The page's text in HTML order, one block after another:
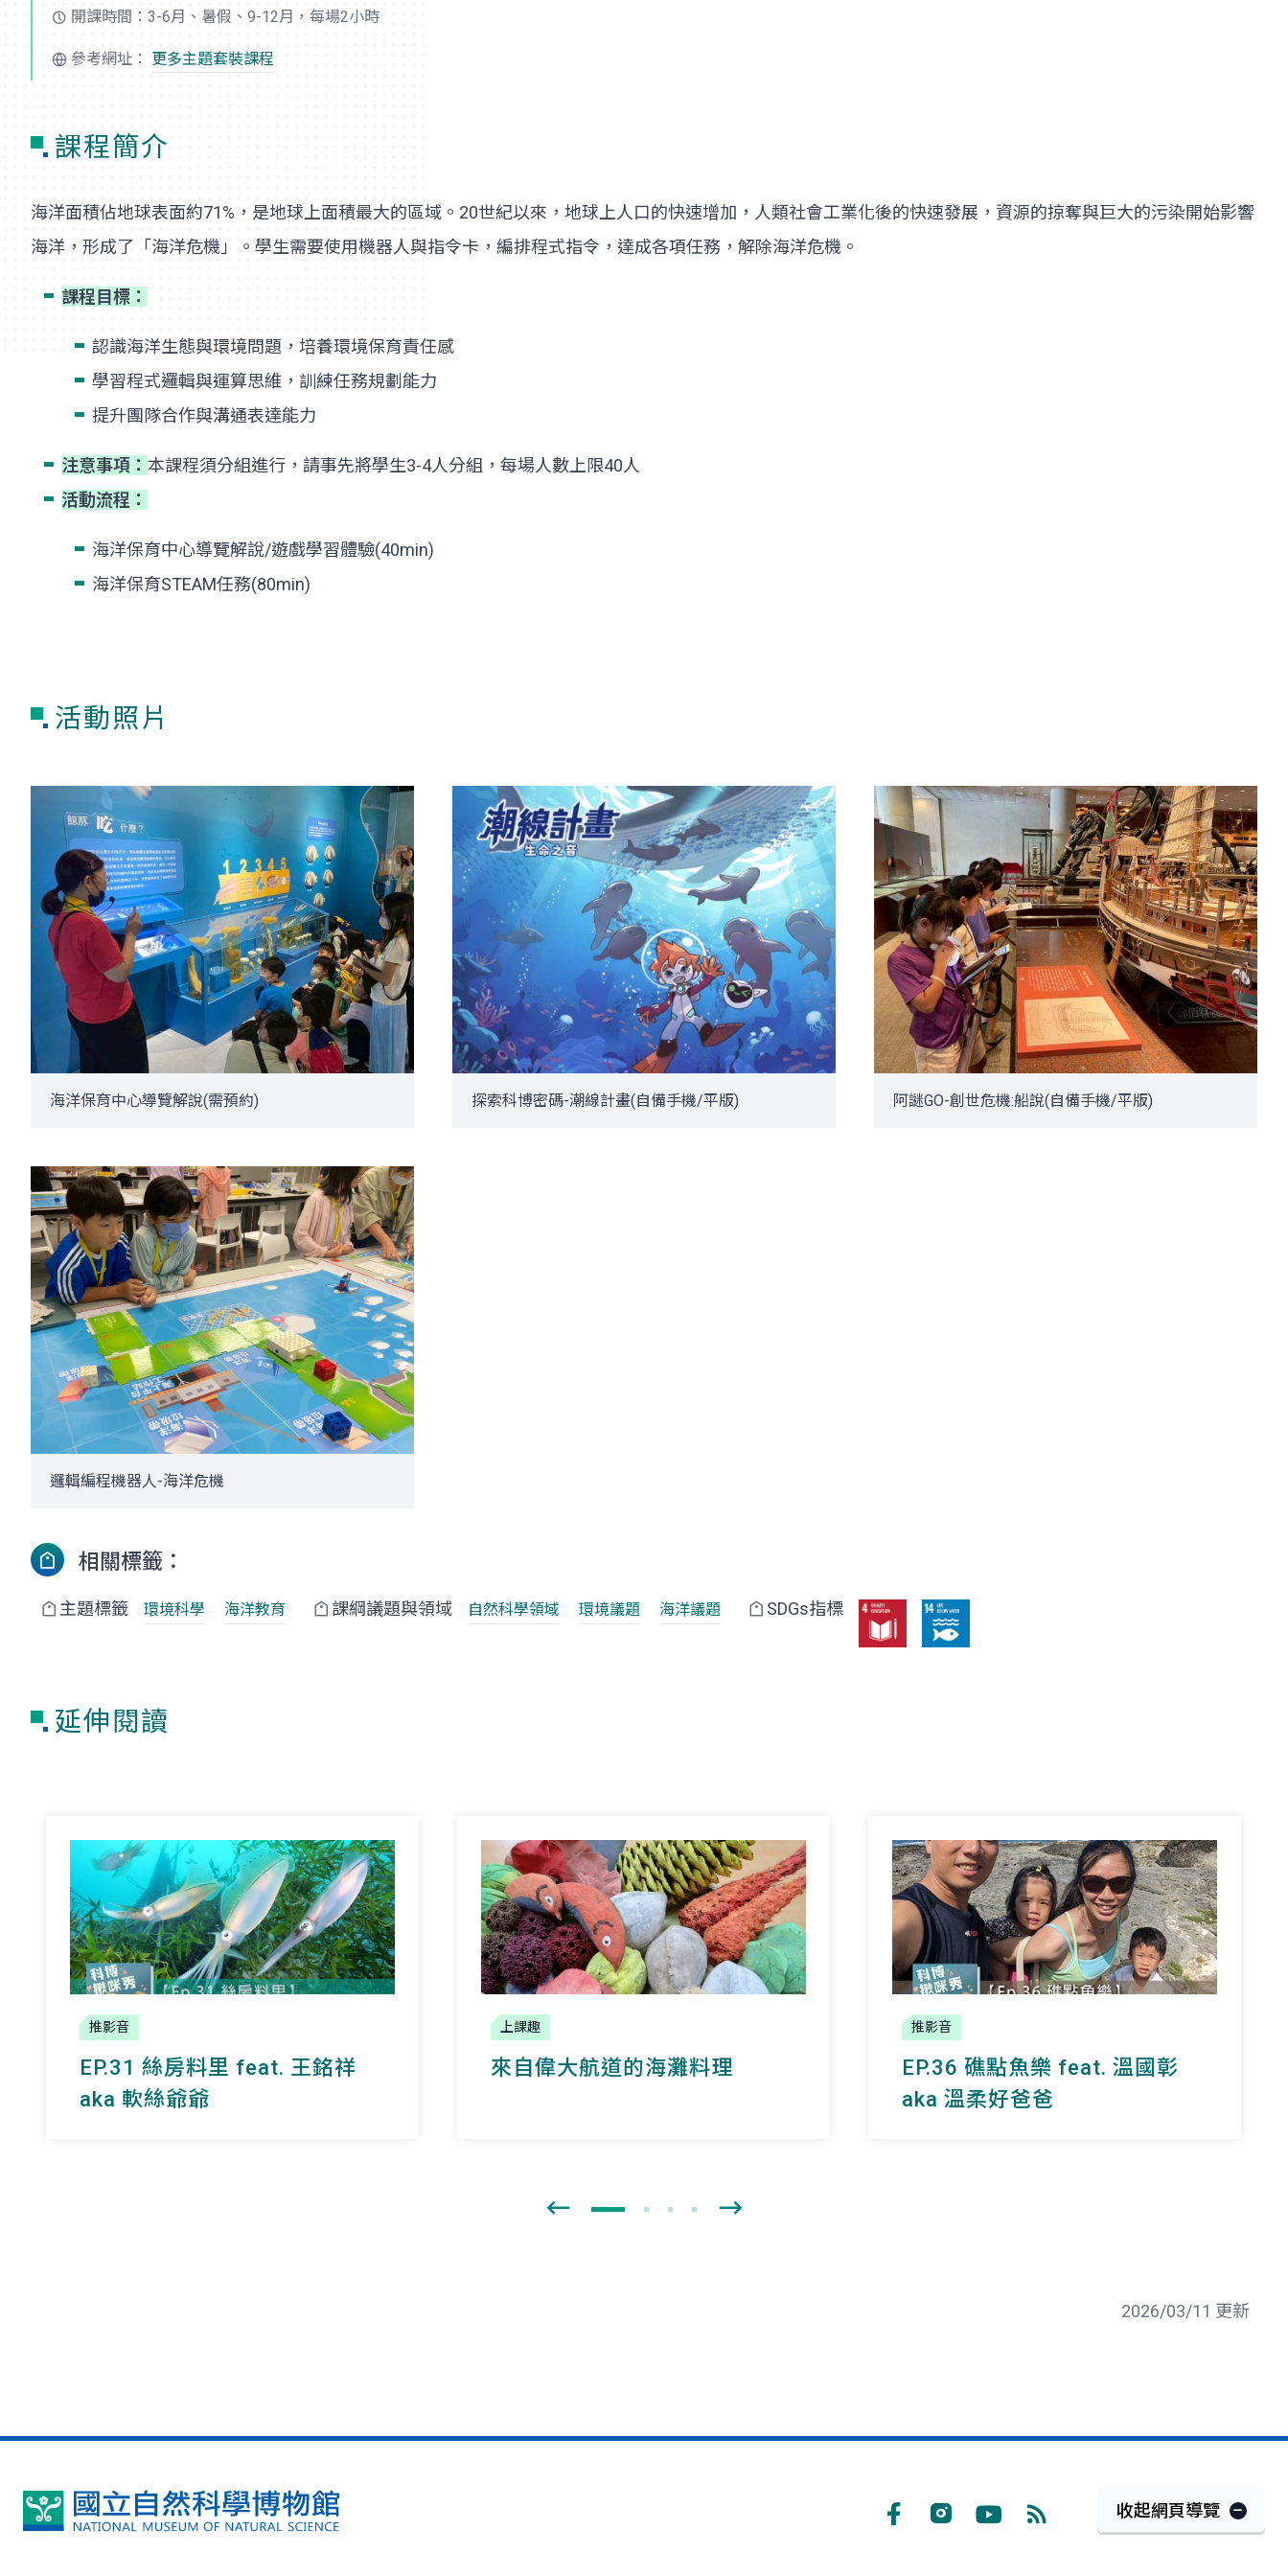
開課時間：3-6月、暑假、9-12月，每場2小時
參考網址： 更多主題套裝課程
課程簡介
海洋面積佔地球表面約71%，是地球上面積最大的區域。20世紀以來，地球上人口的快速增加，人類社會工業化後的快速發展，資源的掠奪與巨大的污染開始影響
海洋，形成了「海洋危機」。學生需要使用機器人與指令卡，編排程式指令，達成各項任務，解除海洋危機。
課程目標：
認識海洋生態與環境問題，培養環境保育責任感
學習程式邏輯與運算思維，訓練任務規劃能力
提升團隊合作與溝通表達能力
注意事項： 本課程須分組進行，請事先將學生3-4人分組，每場人數上限40人
活動流程：
海洋保育中心導覽解說/遊戲學習體驗(40min)
海洋保育STEAM任務(80min)
活動照片
海洋保育中心導覽解說(需預約) 探索科博密碼-潮線計畫(自備手機/平版) 阿謎GO-創世危機:船說(自備手機/平版)
邏輯編程機器人-海洋危機
相關標籤：
主題標籤 環境科學 海洋教育 課綱議題與領域 自然科學領域 環境議題 海洋議題 SDGs指標
延伸閱讀
推影音
EP.31 絲房料里 feat. 王銘祥
aka 軟絲爺爺
上課趣
來自偉大航道的海灘料理
推影音
EP.36 礁點魚樂 feat. 溫國彰
aka 溫柔好爸爸
2026/03/11 更新
國
收起網頁導覽